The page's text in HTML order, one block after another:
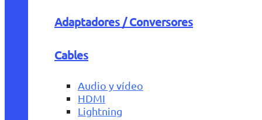
Adaptadores / Conversores
Cables
Audio y vídeo
HDMI
Lightning